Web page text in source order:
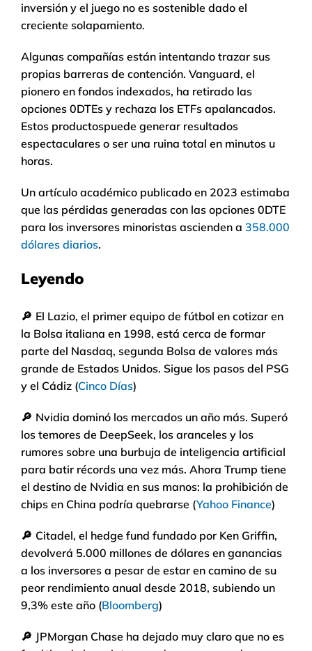
inversión y el juego no es sostenible dado el
creciente solapamiento.
Algunas compañías están intentando trazar sus
propias barreras de contención. Vanguard, el
pionero en fondos indexados, ha retirado las
opciones 0DTEs y rechaza los ETFs apalancados.
Estos productospuede generar resultados
espectaculares o ser una ruina total en minutos u
horas.
Un artículo académico publicado en 2023 estimaba
que las pérdidas generadas con las opciones 0DTE
para los inversores minoristas ascienden a 358.000
dólares diarios.
Leyendo
🔎 El Lazio, el primer equipo de fútbol en cotizar en
la Bolsa italiana en 1998, está cerca de formar
parte del Nasdaq, segunda Bolsa de valores más
grande de Estados Unidos. Sigue los pasos del PSG
y el Cádiz (Cinco Días)
🔎 Nvidia dominó los mercados un año más. Superó
los temores de DeepSeek, los aranceles y los
rumores sobre una burbuja de inteligencia artificial
para batir récords una vez más. Ahora Trump tiene
el destino de Nvidia en sus manos: la prohibición de
chips en China podría quebrarse (Yahoo Finance)
🔎 Citadel, el hedge fund fundado por Ken Griffin,
devolverá 5.000 millones de dólares en ganancias
a los inversores a pesar de estar en camino de su
peor rendimiento anual desde 2018, subiendo un
9,3% este año (Bloomberg)
🔎 JPMorgan Chase ha dejado muy claro que no es